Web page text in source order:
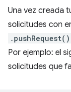
Una vez creada
solicitudes con
.pushRequest()
Por ejemplo: el
solicitudes que